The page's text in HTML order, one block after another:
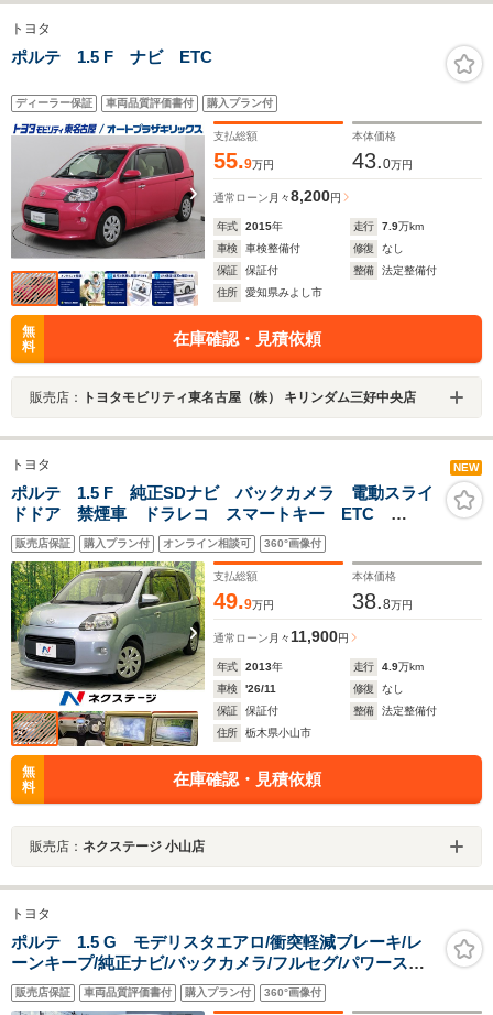
トヨタ
ポルテ 1.5 F ナビ ETC
ディーラー保証 車両品質評価書付 購入プラン付
支払総額
55.9万円
本体価格
43.0万円
通常ローン 月々8,200円
年式 2015年 走行 7.9万km
車検
車検整備付 修復
なし
保証
保証付 整備
法定整備付
住所
愛知県みよし市
無
料
在庫確認・見積依頼
販売店： トヨタモビリティ東名古屋（株） キリンダム三好中央店
トヨタ NEW
ポルテ 1.5 F 純正SDナビ バックカメラ 電動スライ
ドドア 禁煙車 ドラレコ スマートキー ETC
Bluetooth 地デジ 電動格納ミラー ファブリックシー
ト パワーステアリング パワーウィンドウ
販売店保証 購入プラン付 オンライン相談可 360°画像付
支払総額
49.9万円
本体価格
38.8万円
通常ローン 月々 11,900円
年式 2013年 走行 4.9万km
車検
'26/11 修復
なし
保証
保証付 整備
法定整備付
住所
栃木県小山市
無
料
在庫確認・見積依頼
販売店： ネクステージ 小山店
トヨタ
ポルテ 1.5 G モデリスタエアロ/衝突軽減ブレーキ/レ
ーンキープ/純正ナビ/バックカメラ/フルセグ/パワースラ
イドドア/オートハイビーム/シートヒーター/アイドリング
ストップ/横滑り防止装置/スマートキー/ETC
販売店保証 車両品質評価書付 購入プラン付 360°画像付